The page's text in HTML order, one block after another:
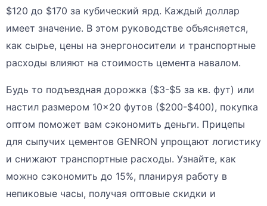
$120 до $170 за кубический ярд. Каждый доллар
имеет значение. В этом руководстве объясняется,
как сырье, цены на энергоносители и транспортные
расходы влияют на стоимость цемента навалом.
Будь то подъездная дорожка ($3-$5 за кв. фут) или
настил размером 10×20 футов ($200-$400), покупка
оптом поможет вам сэкономить деньги. Прицепы
для сыпучих цементов GENRON упрощают логистику
и снижают транспортные расходы. Узнайте, как
можно сэкономить до 15%, планируя работу в
непиковые часы, получая оптовые скидки и